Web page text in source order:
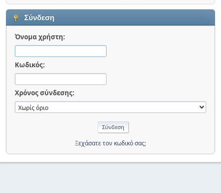
Σύνδεση
Όνομα χρήστη:
Κωδικός:
Χρόνος σύνδεσης:
Ξεχάσατε τον κωδικό σας;